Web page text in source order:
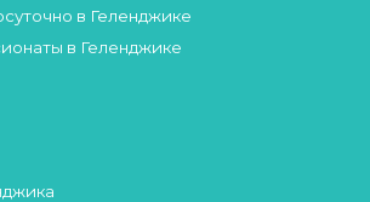
в Геленджике
в Геленджике